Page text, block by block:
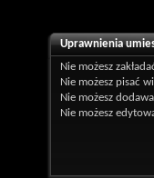
Uprawnienia
Nie możesz
Nie możesz pisać
Nie możesz
Nie możesz